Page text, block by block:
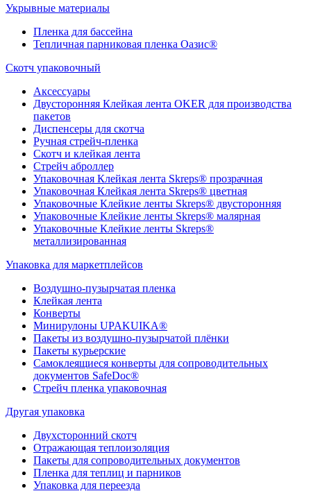
Укрывные материалы
Пленка для бассейна
Тепличная парниковая пленка Оазис®
Скотч упаковочный
Аксессуары
Двусторонняя Клейкая лента OKER для производства
пакетов
Диспенсеры для скотча
Ручная стрейч-пленка
Скотч и клейкая лента
Стрейч аброллер
Упаковочная Клейкая лента Skreps® прозрачная
Упаковочная Клейкая лента Skreps® цветная
Упаковочные Клейкие ленты Skreps® двусторонняя
Упаковочные Клейкие ленты Skreps® малярная
Упаковочные Клейкие ленты Skreps®
металлизированная
Упаковка для маркетплейсов
Воздушно-пузырчатая пленка
Клейкая лента
Конверты
Минирулоны UPAKUIKA®
Пакеты из воздушно-пузырчатой плёнки
Пакеты курьерские
Самоклеящиеся конверты для сопроводительных
документов SafeDoc®
Стрейч пленка упаковочная
Другая упаковка
Двухсторонний скотч
Отражающая теплоизоляция
Пакеты для сопроводительных документов
Пленка для теплиц и парников
Упаковка для переезда